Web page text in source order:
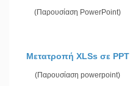
(Παρουσίαση PowerPoint)
Μετατροπή XLSs σε PPT
(Παρουσίαση powerpoint)